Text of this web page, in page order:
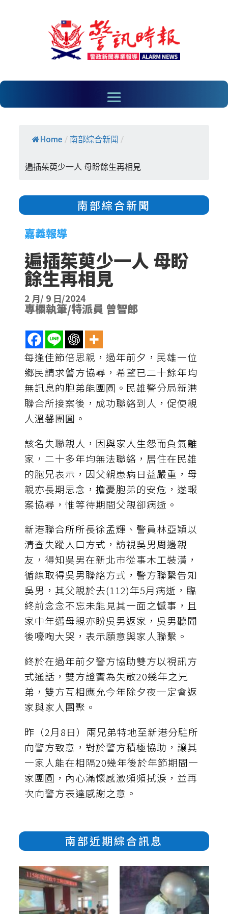
Home / 南部綜合新聞 /
遍插茱萸少一人 母盼餘生再相見
南部綜合新聞
嘉義報導
遍插茱萸少一人 母盼
餘生再相見
2 月/ 9 日/2024
專欄執筆/特派員 曾智郎
每逢佳節倍思親，過年前夕，民雄一位
鄉民請求警方協尋，希望已二十餘年均
無訊息的胞弟能團圓。民雄警分局新港
聯合所接案後，成功聯絡到人，促使親
人溫馨團圓。
該名失聯親人，因與家人生怨而負氣離
家，二十多年均無法聯絡，居住在民雄
的胞兄表示，因父親患病日益嚴重，母
親亦長期思念，擔憂胞弟的安危，遂報
案協尋，惟等待期間父親卻病逝。
新港聯合所所長徐孟輝、警員林亞穎以
清查失蹤人口方式，訪視吳男周邊親
友，得知吳男在新北市從事木工裝潢，
循線取得吳男聯絡方式，警方聯繫告知
吳男，其父親於去(112)年5月病逝，臨
終前念念不忘未能見其一面之憾事，且
家中年邁母親亦盼吳男返家，吳男聽聞
後嚎啕大哭，表示願意與家人聯繫。
終於在過年前夕警方協助雙方以視訊方
式通話，雙方證實為失散20幾年之兄
弟，雙方互相應允今年除夕夜一定會返
家與家人團聚。
昨（2月8日）兩兄弟特地至新港分駐所
向警方致意，對於警方積極協助，讓其
一家人能在相隔20幾年後於年節期間一
家團圓，內心滿懷感激頻頻拭淚，並再
次向警方表達感謝之意。
南部近期綜合訊息